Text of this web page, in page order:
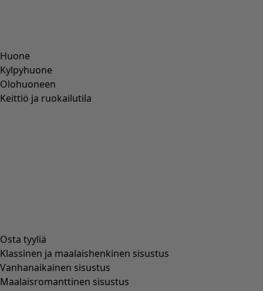
Huone
Kylpyhuone
Olohuoneen
Keittiö ja ruokailutila
Osta tyyliä
Klassinen ja maalaishenkinen sisustus
Vanhanaikainen sisustus
Maalaisromanttinen sisustus